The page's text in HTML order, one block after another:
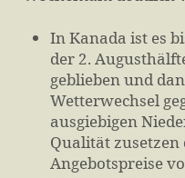
In Kanada ist es
der 2.
geblieben und
Wetterwechsel
ausgiebigen
Qualität zusetzen
Angebotspreise